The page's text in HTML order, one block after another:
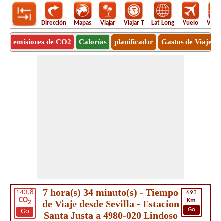
Dirección Mapas Viajar Viajar T Lat Long Vuelo
emisiones de CO2 Calorías planificador Gastos de Viaje
143,8
CO2
Go
693
Km
Go
7 hora(s) 34 minuto(s) - Tiempo
de Viaje desde Sevilla - Estacion
Santa Justa a 4980-020 Lindoso